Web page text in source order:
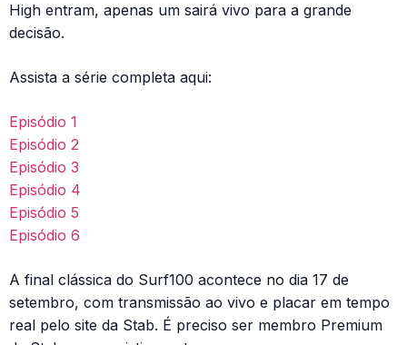
High entram, apenas um sairá vivo para a grande
decisão.
Assista a série completa aqui:
Episódio 1
Episódio 2
Episódio 3
Episódio 4
Episódio 5
Episódio 6
A final clássica do Surf100 acontece no dia 17 de
setembro, com transmissão ao vivo e placar em tempo
real pelo site da Stab. É preciso ser membro Premium